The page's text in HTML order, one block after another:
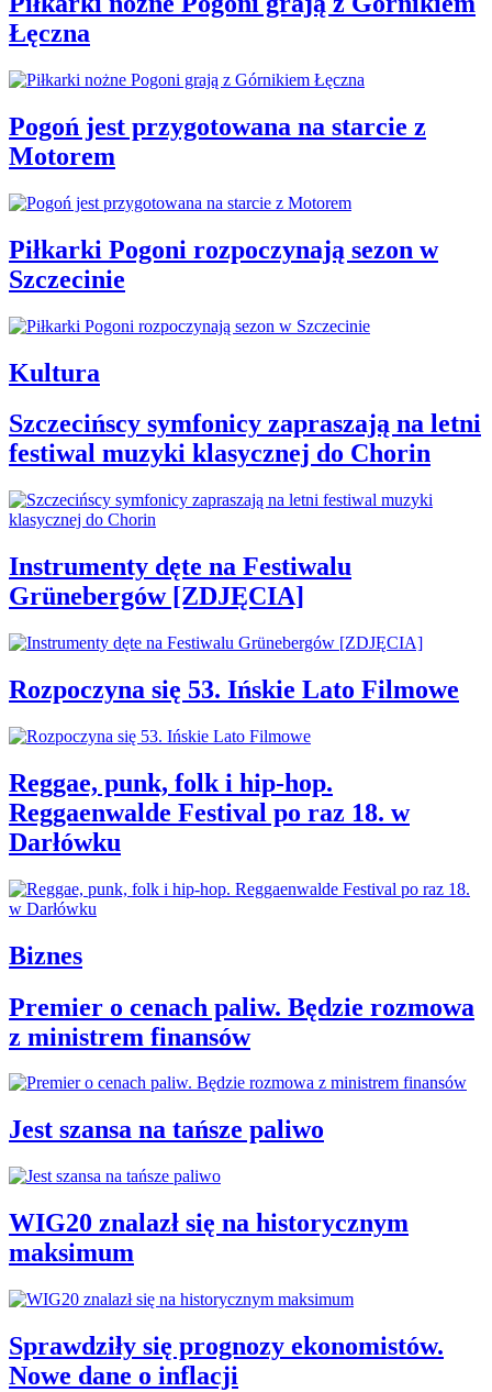
Łęczna
Pogoń jest przygotowana na starcie z
Motorem
Piłkarki Pogoni rozpoczynają sezon w
Szczecinie
Kultura
Szczecińscy symfonicy zapraszają na letni
festiwal muzyki klasycznej do Chorin
Instrumenty dęte na Festiwalu
Grünebergów [ZDJĘCIA]
Rozpoczyna się 53. Ińskie Lato Filmowe
Reggae, punk, folk i hip-hop.
Reggaenwalde Festival po raz 18. w
Darłówku
Biznes
Premier o cenach paliw. Będzie rozmowa
z ministrem finansów
Jest szansa na tańsze paliwo
WIG20 znalazł się na historycznym
maksimum
Sprawdziły się prognozy ekonomistów.
Nowe dane o inflacji